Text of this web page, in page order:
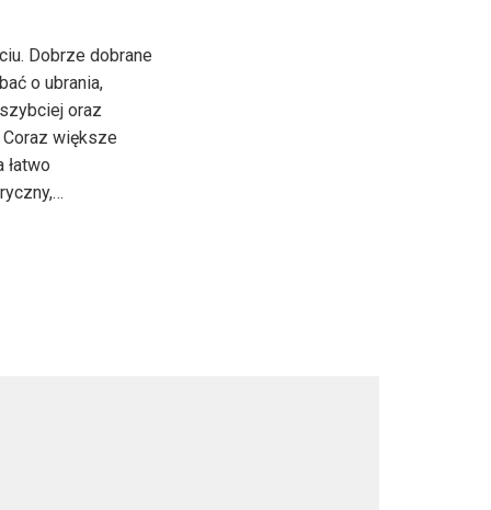
Dobrze dobrane
o ubrania,
oraz
większe
łatwo